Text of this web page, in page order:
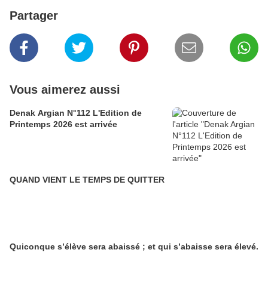
Partager
Vous aimerez aussi
Denak Argian N°112 L'Edition de
Printemps 2026 est arrivée
QUAND VIENT LE TEMPS DE QUITTER
Quiconque s’élève sera abaissé ; et qui s’abaisse sera élevé.